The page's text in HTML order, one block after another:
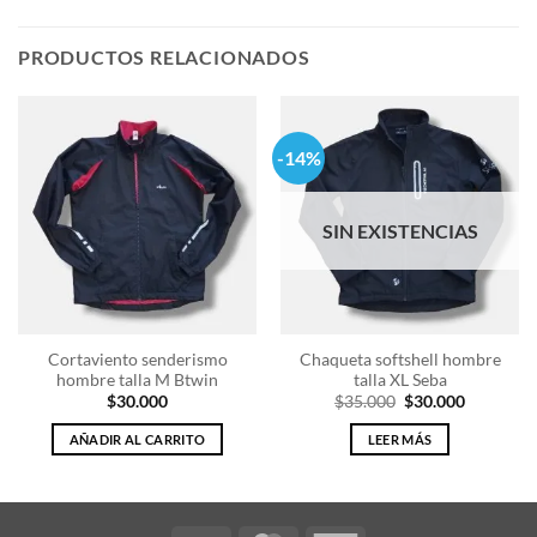
PRODUCTOS RELACIONADOS
Cortaviento senderismo
hombre talla M Btwin
$30.000
AÑADIR AL CARRITO
-14%
SIN EXISTENCIAS
Chaqueta softshell hombre
talla XL Seba
$35.000 El
original
era:
$30.000El
LEER MÁS